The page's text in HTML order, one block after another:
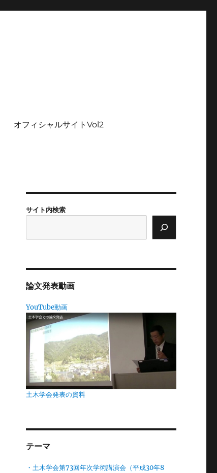
オフィシャルサイトVol2
サイト内検索
論文発表動画
YouTube動画
土木学会発表の資料
テーマ
・土木学会第73回年次学術講演会（平成30年8